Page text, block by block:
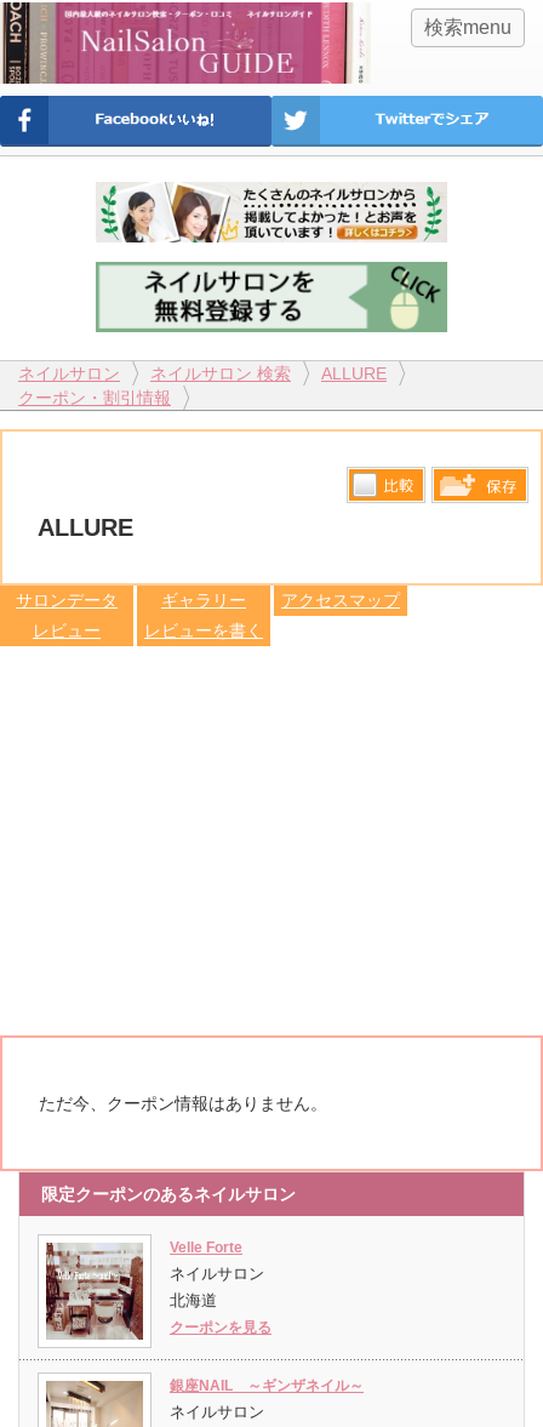
検索menu
ネイルサロン ネイルサロン 検索
ALLURE
クーポン・割引情報
ALLURE
サロンデータ ギャラリー
アクセスマップ
レビュー
レビューを書く
ただ今、クーポン情報はありません。
限定クーポンのあるネイルサロン
Velle Forte
ネイルサロン
北海道
クーポンを見る
銀座NAIL ～ギンザネイル～
ネイルサロン